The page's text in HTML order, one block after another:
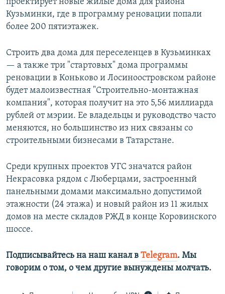
проектирует новые жилые дома для района
Кузьминки, где в программу реновации попали
более 200 пятиэтажек.
Строить два дома для переселенцев в Кузьминках
— а также три "стартовых" дома программы
реновации в Коньково и Лосиноостровском районе
будет малоизвестная "Строительно-монтажная
компания", которая получит на это 5,56 миллиарда
рублей от мэрии. Ее владельцы и руководство часто
меняются, но большинство из них связаны со
строительными бизнесами в Татарстане.
Среди крупных проектов УГС значатся район
Некрасовка рядом с Люберцами, застроенный
панельными домами максимально допустимой
этажности (24 этажа) и новый район из 11 жилых
домов на месте складов РЖД в конце Коровинского
шоссе.
Подписывайтесь на наш канал в Telegram. Мы
говорим о том, о чем другие вынуждены молчать.​